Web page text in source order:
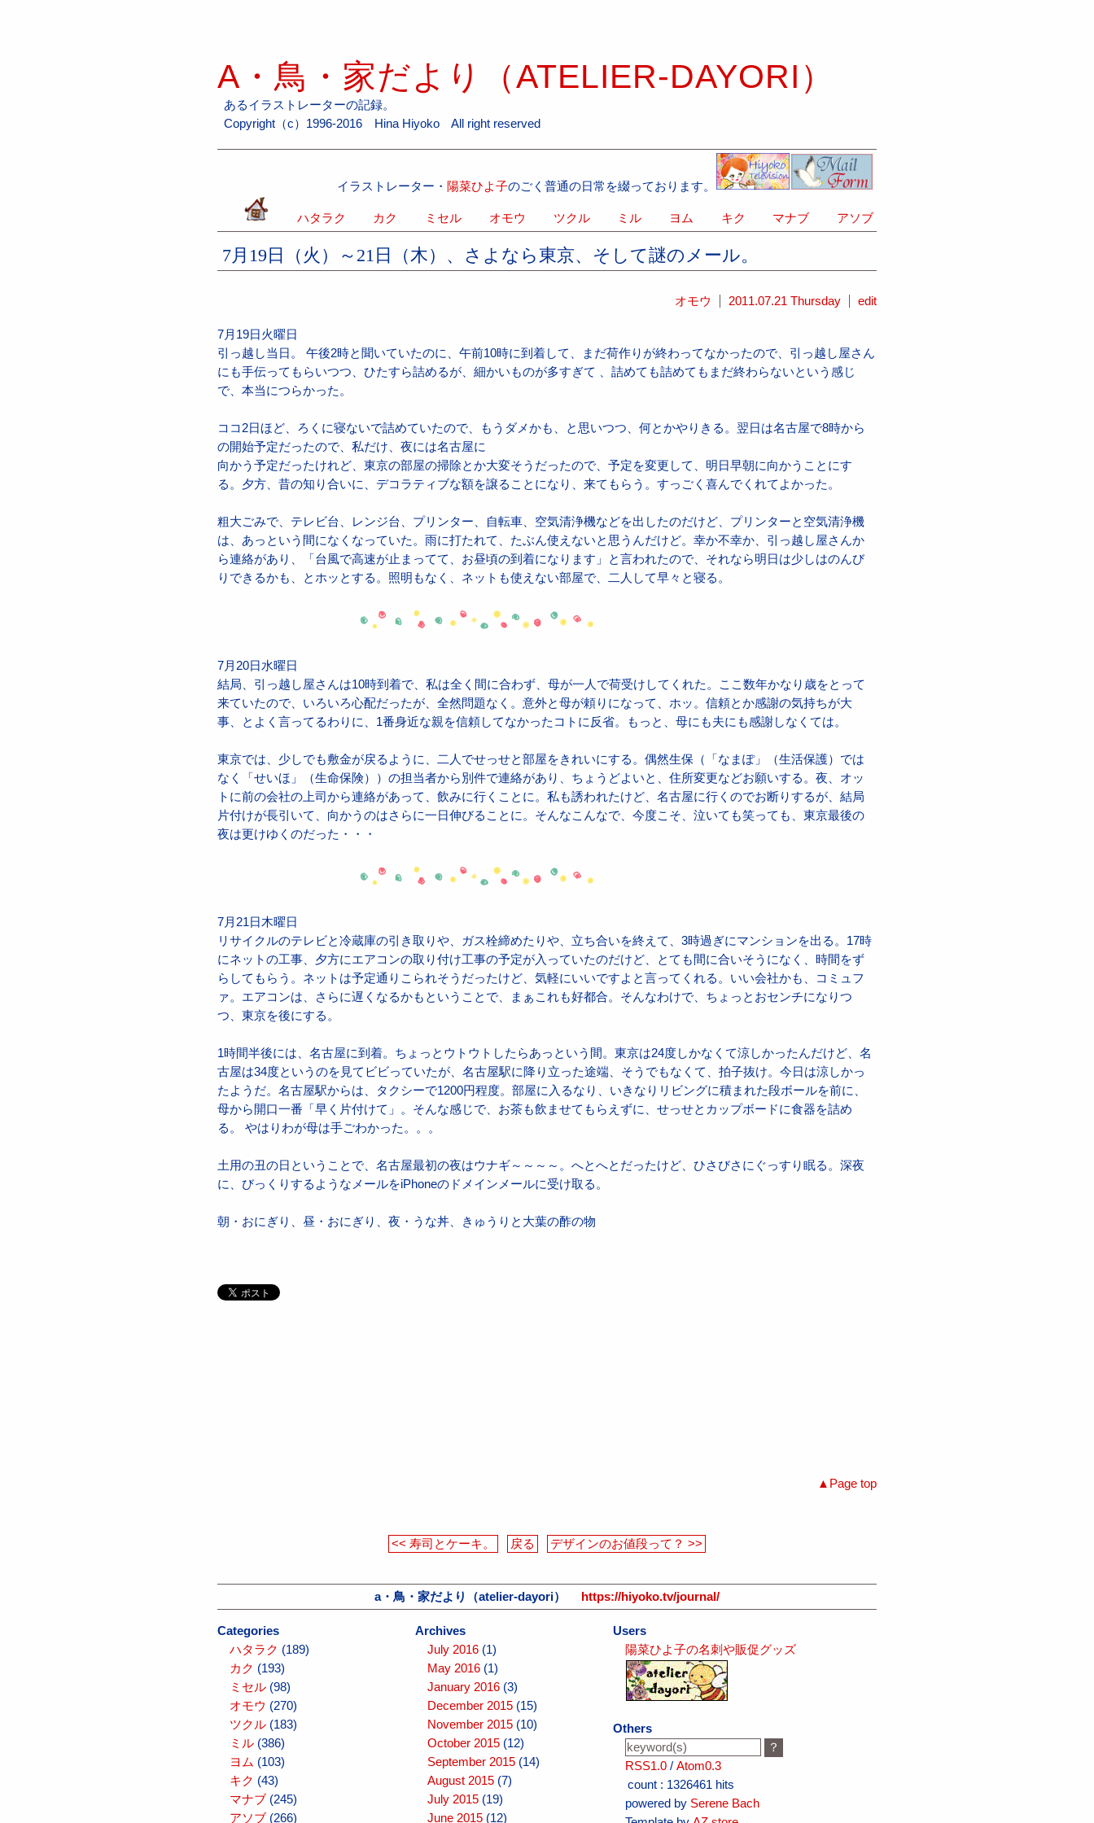
A・鳥・家だより（ATELIER-DAYORI）
あるイラストレーターの記録。
Copyright（c）1996-2016 Hina Hiyoko All right reserved
イラストレーター・ 陽菜ひよ子のごく普通の日常を綴っております。
ハタラク カク ミセル オモウ ツクル ミル ヨム キク マナブ アソブ
7月19日（火）～21日（木）、さよなら東京、そして謎のメール。
オモウ 2011.07.21 Thursday edit
7月19日火曜日
引っ越し当日。 午後2時と聞いていたのに、午前10時に到着して、まだ荷作りが終わってなかったので、引っ越し屋さん
にも手伝ってもらいつつ、ひたすら詰めるが、細かいものが多すぎて 、詰めても詰めてもまだ終わらないという感じ
で、本当につらかった。
ココ2日ほど、ろくに寝ないで詰めていたので、もうダメかも、と思いつつ、何とかやりきる。翌日は名古屋で8時から
の開始予定だったので、私だけ、夜には名古屋に
向かう予定だったけれど、東京の部屋の掃除とか大変そうだったので、予定を変更して、明日早朝に向かうことにす
る。夕方、昔の知り合いに、デコラティブな額を譲ることになり、来てもらう。すっごく喜んでくれてよかった。
粗大ごみで、テレビ台、レンジ台、プリンター、自転車、空気清浄機などを出したのだけど、プリンターと空気清浄機
は、あっという間になくなっていた。雨に打たれて、たぶん使えないと思うんだけど。幸か不幸か、引っ越し屋さんか
ら連絡があり、「台風で高速が止まってて、お昼頃の到着になります」と言われたので、それなら明日は少しはのんび
りできるかも、とホッとする。照明もなく、ネットも使えない部屋で、二人して早々と寝る。
7月20日水曜日
結局、引っ越し屋さんは10時到着で、私は全く間に合わず、母が一人で荷受けしてくれた。ここ数年かなり歳をとって
来ていたので、いろいろ心配だったが、全然問題なく。意外と母が頼りになって、ホッ。信頼とか感謝の気持ちが大
事、とよく言ってるわりに、1番身近な親を信頼してなかったコトに反省。もっと、母にも夫にも感謝しなくては。
東京では、少しでも敷金が戻るように、二人でせっせと部屋をきれいにする。偶然生保（「なまぽ」（生活保護）では
なく「せいほ」（生命保険））の担当者から別件で連絡があり、ちょうどよいと、住所変更などお願いする。夜、オッ
トに前の会社の上司から連絡があって、飲みに行くことに。私も誘われたけど、名古屋に行くのでお断りするが、結局
片付けが長引いて、向かうのはさらに一日伸びることに。そんなこんなで、今度こそ、泣いても笑っても、東京最後の
夜は更けゆくのだった・・・
7月21日木曜日
リサイクルのテレビと冷蔵庫の引き取りや、ガス栓締めたりや、立ち合いを終えて、3時過ぎにマンションを出る。17時
にネットの工事、夕方にエアコンの取り付け工事の予定が入っていたのだけど、とても間に合いそうになく、時間をず
らしてもらう。ネットは予定通りこられそうだったけど、気軽にいいですよと言ってくれる。いい会社かも、コミュフ
ァ。エアコンは、さらに遅くなるかもということで、まぁこれも好都合。そんなわけで、ちょっとおセンチになりつ
つ、東京を後にする。
1時間半後には、名古屋に到着。ちょっとウトウトしたらあっという間。東京は24度しかなくて涼しかったんだけど、名
古屋は34度というのを見てビビっていたが、名古屋駅に降り立った途端、そうでもなくて、拍子抜け。今日は涼しかっ
たようだ。名古屋駅からは、タクシーで1200円程度。部屋に入るなり、いきなりリビングに積まれた段ボールを前に、
母から開口一番「早く片付けて」。そんな感じで、お茶も飲ませてもらえずに、せっせとカップボードに食器を詰め
る。 やはりわが母は手ごわかった。。。
土用の丑の日ということで、名古屋最初の夜はウナギ～～～～。へとへとだったけど、ひさびさにぐっすり眠る。深夜
に、びっくりするようなメールをiPhoneのドメインメールに受け取る。
朝・おにぎり、昼・おにぎり、夜・うな丼、きゅうりと大葉の酢の物
Page top
<< 寿司とケーキ。 戻る デザインのお値段って？ >>
a・鳥・家だより（atelier-dayori） https://hiyoko.tv/journal/
Categories
ハタラク (189)
カク (193)
ミセル(98)
オモウ (270)
ツクル(183)
ミル(386)
ヨム (103)
キク (43)
マナブ(245)
アソブ(266)
Archives
July 2016(1)
May 2016(1)
January 2016(3)
December 2015(15)
November 2015(10)
October 2015(12)
September 2015(14)
August 2015(7)
July 2015(19)
June 2015(12)
Users
陽菜ひよ子の名刺や販促グッズ
Others
RSS1.0/ Atom0.3
count : 1326461 hits
powered by Serene Bach